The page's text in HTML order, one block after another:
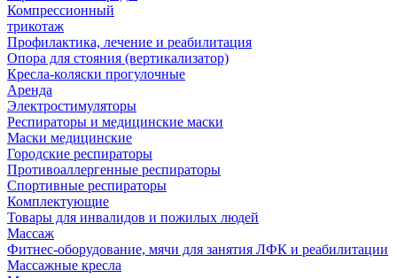
Компрессионный
трикотаж
Профилактика, лечение и реабилитация
Опора для стояния (вертикализатор)
Кресла-коляски прогулочные
Аренда
Электростимуляторы
Респираторы и медицинские маски
Маски медицинские
Городские респираторы
Противоаллергенные респираторы
Спортивные респираторы
Комплектующие
Товары для инвалидов и пожилых людей
Массаж
Фитнес-оборудование, мячи для занятия ЛФК и реабилитации
Массажные кресла